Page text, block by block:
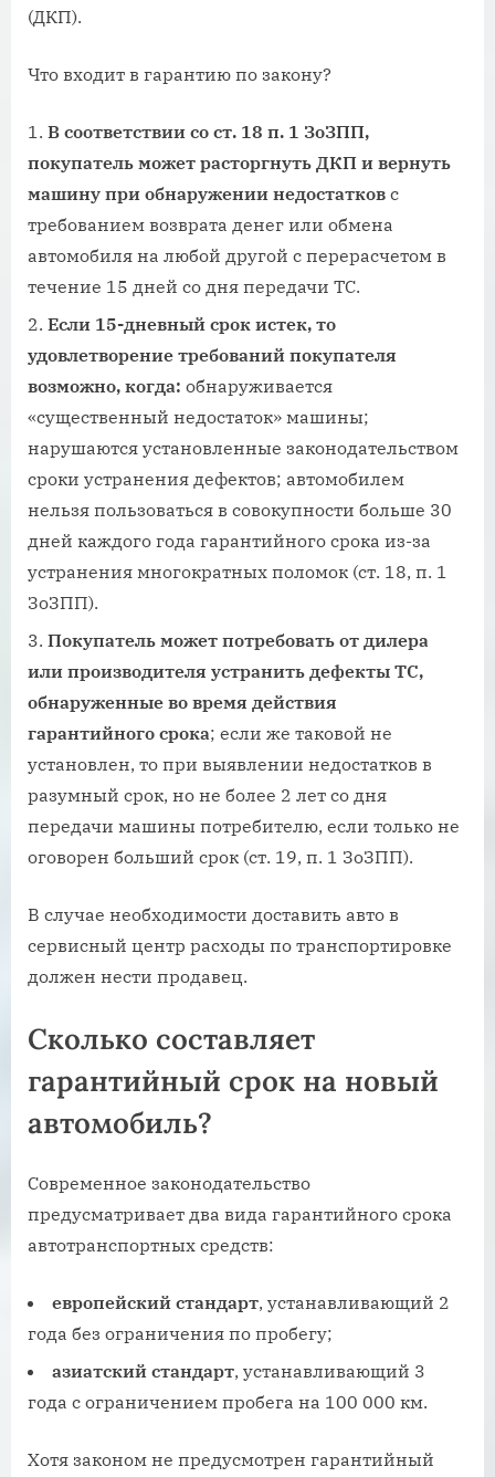
(ДКП).
Что входит в гарантию по закону?
В соответствии со ст. 18 п. 1 ЗоЗПП,
покупатель может расторгнуть ДКП и вернуть
машину при обнаружении недостатков с
требованием возврата денег или обмена
автомобиля на любой другой с перерасчетом в
течение 15 дней со дня передачи ТС.
Если 15-дневный срок истек, то
удовлетворение требований покупателя
возможно, когда: обнаруживается
«существенный недостаток» машины;
нарушаются установленные законодательством
сроки устранения дефектов; автомобилем
нельзя пользоваться в совокупности больше 30
дней каждого года гарантийного срока из-за
устранения многократных поломок (ст. 18, п. 1
ЗоЗПП).
Покупатель может потребовать от дилера
или производителя устранить дефекты ТС,
обнаруженные во время действия
гарантийного срока; если же таковой не
установлен, то при выявлении недостатков в
разумный срок, но не более 2 лет со дня
передачи машины потребителю, если только не
оговорен больший срок (ст. 19, п. 1 ЗоЗПП).
В случае необходимости доставить авто в
сервисный центр расходы по транспортировке
должен нести продавец.
Сколько составляет
гарантийный срок на новый
автомобиль?
Современное законодательство
предусматривает два вида гарантийного срока
автотранспортных средств:
европейский стандарт, устанавливающий 2
года без ограничения по пробегу;
азиатский стандарт, устанавливающий 3
года с ограничением пробега на 100 000 км.
Хотя законом не предусмотрен гарантийный